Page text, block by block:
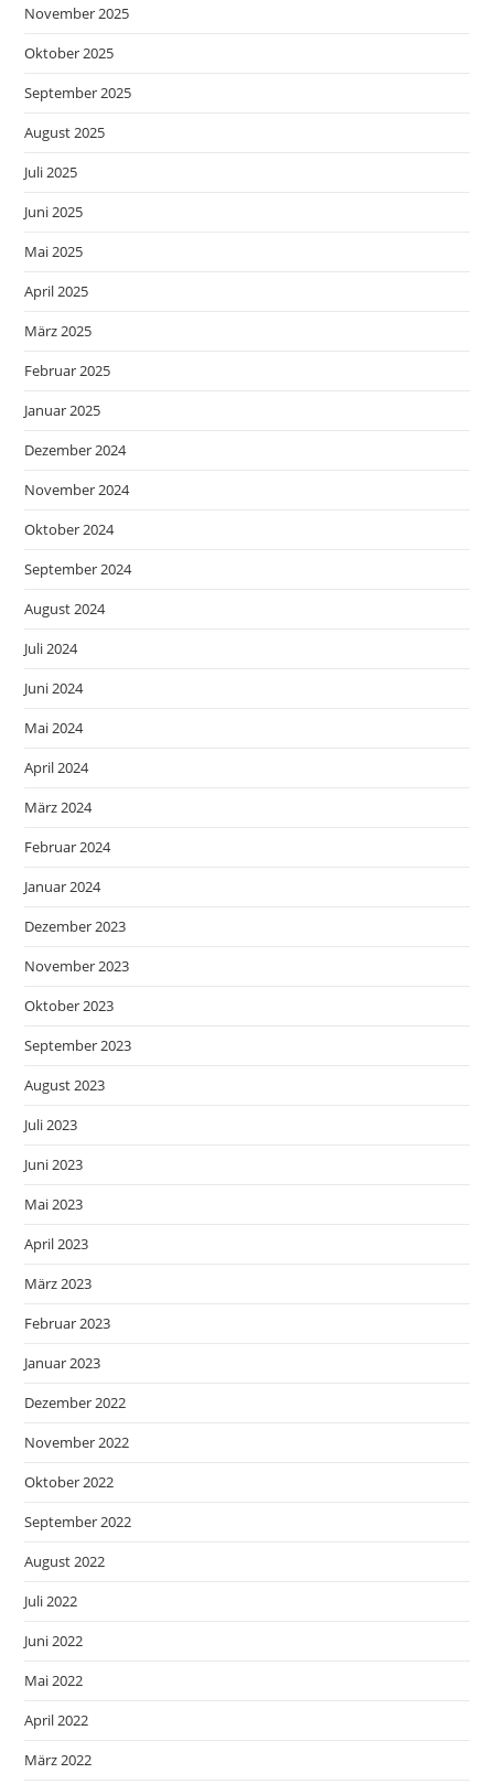
November 2025
Oktober 2025
September 2025
August 2025
Juli 2025
Juni 2025
Mai 2025
April 2025
März 2025
Februar 2025
Januar 2025
Dezember 2024
November 2024
Oktober 2024
September 2024
August 2024
Juli 2024
Juni 2024
Mai 2024
April 2024
März 2024
Februar 2024
Januar 2024
Dezember 2023
November 2023
Oktober 2023
September 2023
August 2023
Juli 2023
Juni 2023
Mai 2023
April 2023
März 2023
Februar 2023
Januar 2023
Dezember 2022
November 2022
Oktober 2022
September 2022
August 2022
Juli 2022
Juni 2022
Mai 2022
April 2022
März 2022